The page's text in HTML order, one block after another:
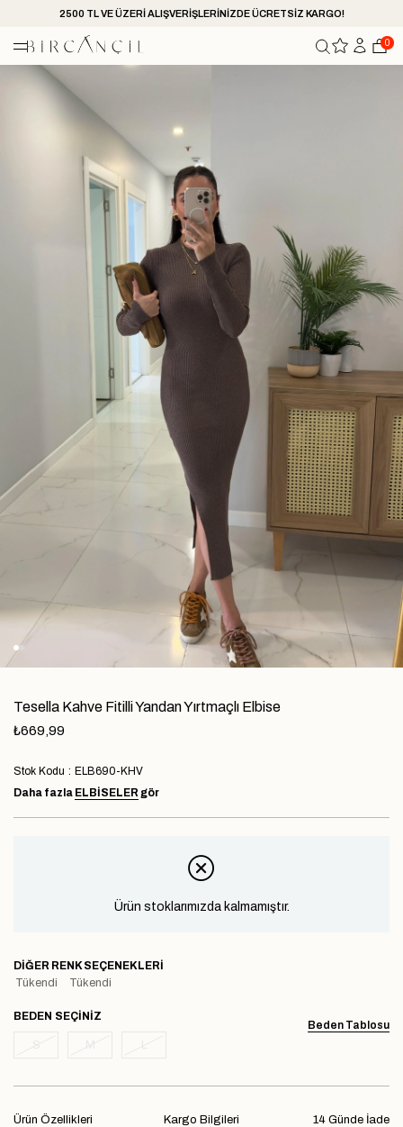
2500 TL VE ÜZERİ ALIŞVERİŞLERİNİZDE ÜCRETSİZ KARGO!
0
Tesella Kahve Fitilli Yandan Yırtmaçlı Elbise
₺669,99
Stok Kodu
ELB690-KHV
Daha fazla ELBİSELER gör
Ürün stoklarımızda kalmamıştır.
DIĞER RENK SEÇENEKLERI
Tükendi
Tükendi
Beden Tablosu
BEDEN
Ürün Özellikleri 14 Günde İade
Kargo Bilgileri